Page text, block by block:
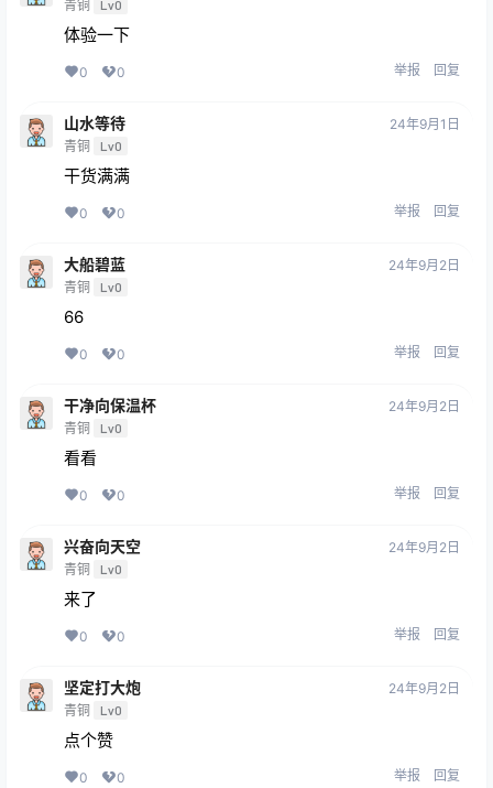
青铜 Lv0
体验一下
0 0 举报 回复
山水等待
青铜 Lv0
24年9月1日
干货满满
0 0 举报 回复
大船碧蓝
青铜 Lv0
24年9月2日
66
0 0 举报 回复
干净向保温杯
青铜 Lv0
24年9月2日
看看
0 0 举报 回复
兴奋向天空
青铜 Lv0
24年9月2日
来了
0 0 举报 回复
坚定打大炮
青铜 Lv0
24年9月2日
点个赞
0 0 举报 回复